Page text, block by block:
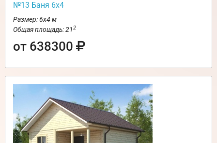
№13 Баня 6х4
Размер: 6х4 м
Общая площадь: 212
от 638300